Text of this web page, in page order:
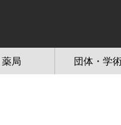
薬局 団体・学